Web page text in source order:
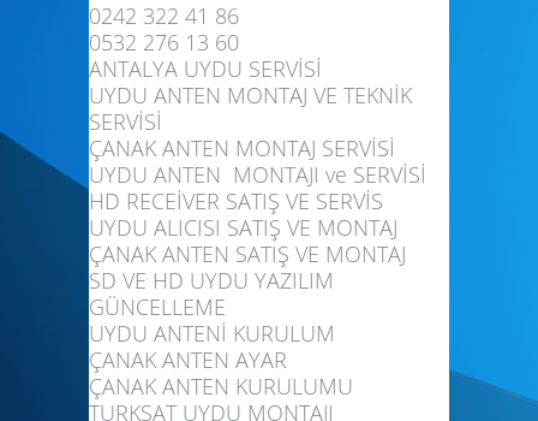
0242 322 41 86
0532 276 13 60
ANTALYA UYDU SERVİSİ
UYDU ANTEN MONTAJ VE TEKNİK
SERVİSİ
ÇANAK ANTEN MONTAJ SERVİSİ
UYDU ANTEN MONTAJI ve SERVİSİ
HD RECEİVER SATIŞ VE SERVİS
UYDU ALICISI SATIŞ VE MONTAJ
ÇANAK ANTEN SATIŞ VE MONTAJ
SD VE HD UYDU YAZILIM
GÜNCELLEME
UYDU ANTENİ KURULUM
ÇANAK ANTEN AYAR
ÇANAK ANTEN KURULUMU
TURKSAT UYDU MONTAJI